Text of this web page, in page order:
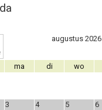
augustus 2026
ma di wo
3 4 5 6